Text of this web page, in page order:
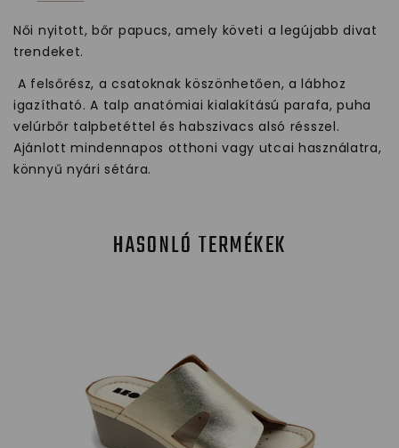
Női nyitott, bőr papucs, amely követi a legújabb divat
trendeket.
A felsőrész, a csatoknak köszönhetően, a lábhoz
igazítható. A talp anatómiai kialakítású parafa, puha
velúrbőr talpbetéttel és habszivacs alsó résszel.
Ajánlott mindennapos otthoni vagy utcai használatra,
könnyű nyári sétára.
HASONLÓ TERMÉKEK